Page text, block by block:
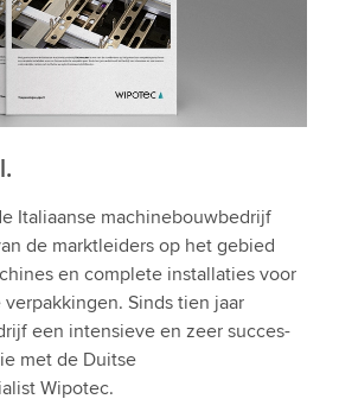
Italiaanse machinebouwbedrijf
de marktleiders op het gebied
en complete installaties voor
Sinds tien jaar
een intensieve en zeer succes-
met de Duitse
Wipotec.